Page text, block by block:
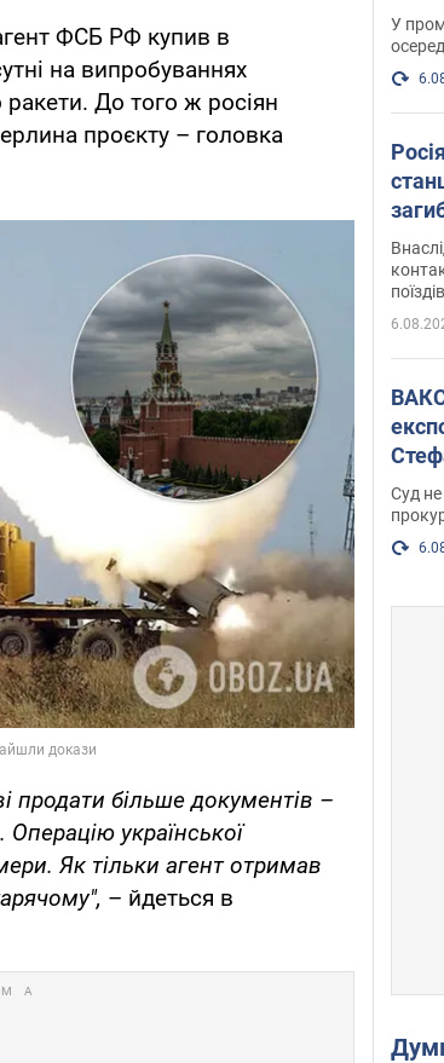
ФСБ РФ купив в
на випробуваннях
ракети. До того ж росіян
проєкту – головка
продати більше документів –
української
Як тільки агент отримав
– йдеться в
У
ВАКС обрав
Суд